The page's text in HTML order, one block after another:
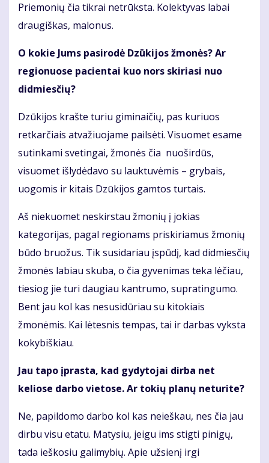
Priemonių čia tikrai netrūksta. Kolektyvas labai
draugiškas, malonus.
O kokie Jums pasirodė Dzūkijos žmonės? Ar
regionuose pacientai kuo nors skiriasi nuo
didmiesčių?
Dzūkijos krašte turiu giminaičių, pas kuriuos
retkarčiais atvažiuojame pailsėti. Visuomet esame
sutinkami svetingai, žmonės čia nuoširdūs,
visuomet išlydėdavo su lauktuvėmis – grybais,
uogomis ir kitais Dzūkijos gamtos turtais.
Aš niekuomet neskirstau žmonių į jokias
kategorijas, pagal regionams priskiriamus žmonių
būdo bruožus. Tik susidariau įspūdį, kad didmiesčių
žmonės labiau skuba, o čia gyvenimas teka lėčiau,
tiesiog jie turi daugiau kantrumo, supratingumo.
Bent jau kol kas nesusidūriau su kitokiais
žmonėmis. Kai lėtesnis tempas, tai ir darbas vyksta
kokybiškiau.
Jau tapo įprasta, kad gydytojai dirba net
keliose darbo vietose. Ar tokių planų neturite?
Ne, papildomo darbo kol kas neieškau, nes čia jau
dirbu visu etatu. Matysiu, jeigu ims stigti pinigų,
tada ieškosiu galimybių. Apie užsienį irgi